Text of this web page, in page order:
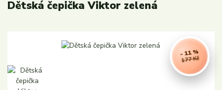
Dětská čepička Viktor zelená
177 Kč
- 11 %